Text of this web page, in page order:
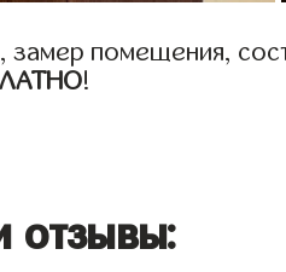
помещения,
!
отзывы: